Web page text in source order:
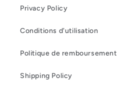
Privacy Policy
Conditions d'utilisation
Politique de remboursement
Shipping Policy